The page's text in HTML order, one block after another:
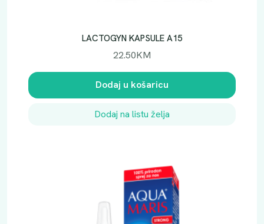
LACTOGYN KAPSULE A15
22.50KM
Dodaj u košaricu
Dodaj na listu želja